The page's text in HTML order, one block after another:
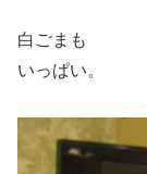
白ごまも
いっぱい。